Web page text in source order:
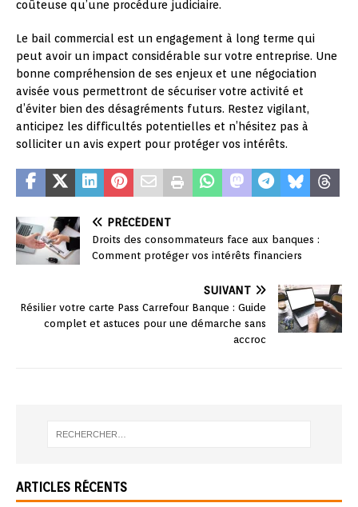
coûteuse qu’une procédure judiciaire.
Le bail commercial est un engagement à long terme qui
peut avoir un impact considérable sur votre entreprise. Une
bonne compréhension de ses enjeux et une négociation
avisée vous permettront de sécuriser votre activité et
d’éviter bien des désagréments futurs. Restez vigilant,
anticipez les difficultés potentielles et n’hésitez pas à
solliciter un avis expert pour protéger vos intérêts.
PRÉCÉDENT
Droits des consommateurs face aux banques :
Comment protéger vos intérêts financiers
SUIVANT
Résilier votre carte Pass Carrefour Banque : Guide
complet et astuces pour une démarche sans
accroc
ARTICLES RÉCENTS